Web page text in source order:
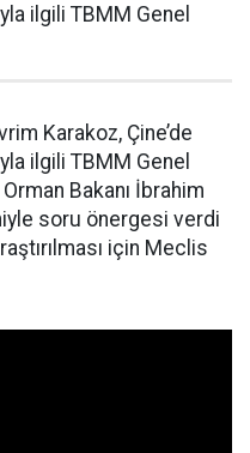
ilgili TBMM Genel
Karakoz, Çine’de
ilgili TBMM Genel
Bakanı İbrahim
soru önergesi verdi
için Meclis